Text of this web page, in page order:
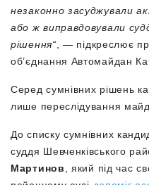
незаконно засуджували
або ж виправдовували
рішення“ , — підкреслює
об’єднання Автомайдан
Серед сумнівних рішень
лише переслідування
До списку сумнівних
суддя Шевченківського
Мартинов
, який під час